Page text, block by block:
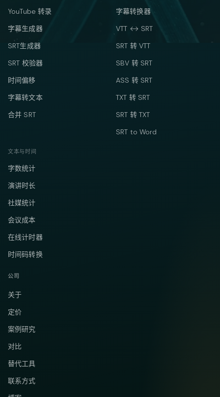
YouTube 转录
字幕生成器
SRT生成器
SRT 校验器
时间偏移
字幕转文本
合并 SRT
字幕转换器
VTT ↔ SRT
SRT 转 VTT
SBV 转 SRT
ASS 转 SRT
TXT 转 SRT
SRT 转 TXT
SRT to Word
文本与时间
字数统计
演讲时长
社媒统计
会议成本
在线计时器
时间码转换
公司
关于
定价
案例研究
对比
替代工具
联系方式